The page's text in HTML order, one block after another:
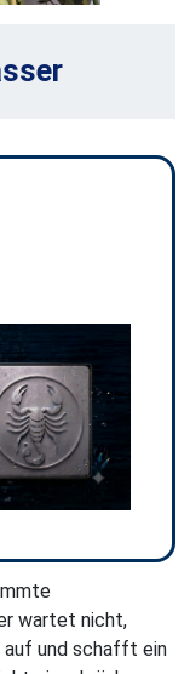
wartet nicht,
auf und schafft ein